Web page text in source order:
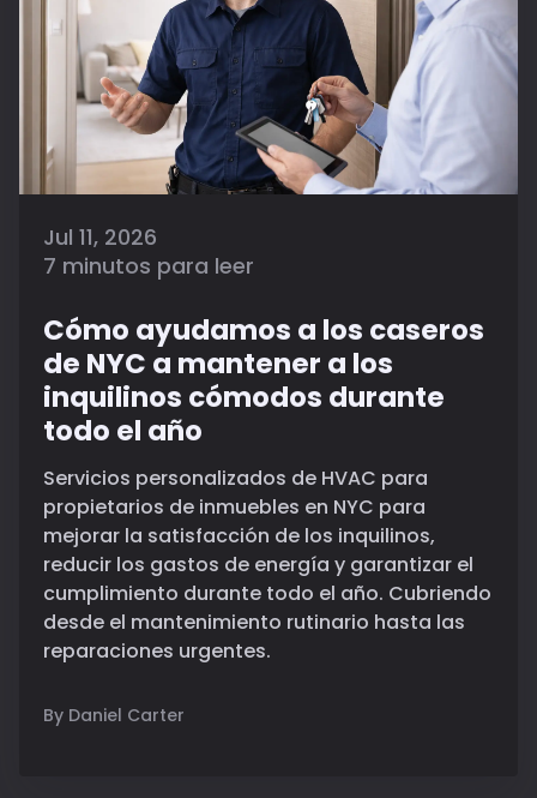
Jul 11, 2026
7 minutos para leer
Cómo ayudamos a los caseros
de NYC a mantener a los
inquilinos cómodos durante
todo el año
Servicios personalizados de HVAC para
propietarios de inmuebles en NYC para
mejorar la satisfacción de los inquilinos,
reducir los gastos de energía y garantizar el
cumplimiento durante todo el año. Cubriendo
desde el mantenimiento rutinario hasta las
reparaciones urgentes.
By Daniel Carter